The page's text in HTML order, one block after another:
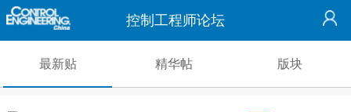
控制工程师论坛
最新贴 精华帖 版块